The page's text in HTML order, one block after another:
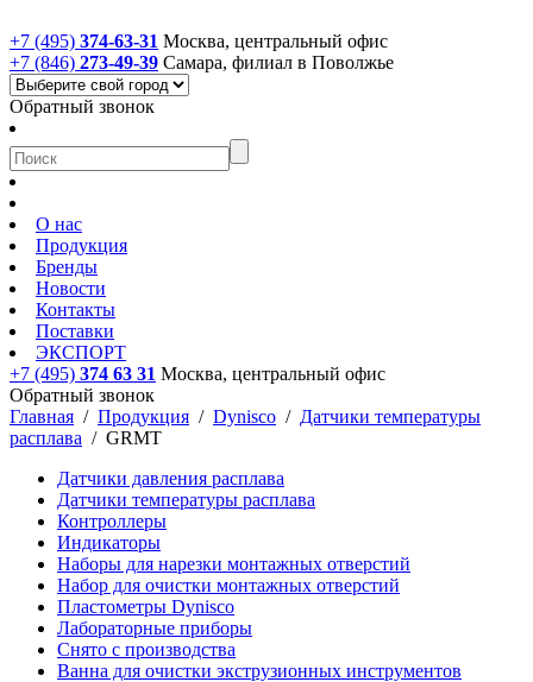
+7 (495) 374-63-31 Москва, центральный офис
+7 (846) 273-49-39 Самара, филиал в Поволжье
Обратный звонок
О нас
Продукция
Бренды
Новости
Контакты
Поставки
ЭКСПОРТ
+7 (495) 374 63 31 Москва, центральный офис
Обратный звонок
Главная / Продукция / Dynisco / Датчики температуры
расплава / GRMT
Датчики давления расплава
Датчики температуры расплава
Контроллеры
Индикаторы
Наборы для нарезки монтажных отверстий
Набор для очистки монтажных отверстий
Пластометры Dynisco
Лабораторные приборы
Снято с производства
Ванна для очистки экструзионных инструментов